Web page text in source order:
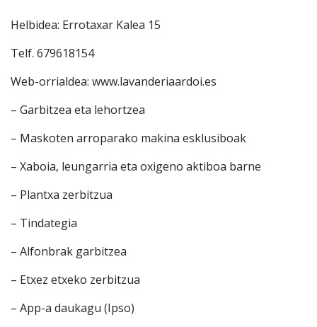
Helbidea: Errotaxar Kalea 15
Telf. 679618154
Web-orrialdea: www.lavanderiaardoi.es
– Garbitzea eta lehortzea
– Maskoten arroparako makina esklusiboak
– Xaboia, leungarria eta oxigeno aktiboa barne
– Plantxa zerbitzua
– Tindategia
– Alfonbrak garbitzea
– Etxez etxeko zerbitzua
– App-a daukagu (Ipso)